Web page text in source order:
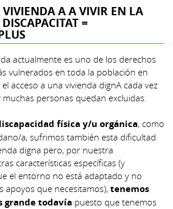
A A VIVIR EN LA
=
actualmente es uno de los derechos
vulnerados en toda la población en
acceso a una vivienda dignA cada vez
muchas personas quedan excluidas.
física y/u orgánica, como
a, sufrimos también esta dificultad
digna pero, por nuestra
características específicas (y
el entorno no está adaptado y no
apoyos que necesitamos), tenemos
grande todavía puesto que tenemos